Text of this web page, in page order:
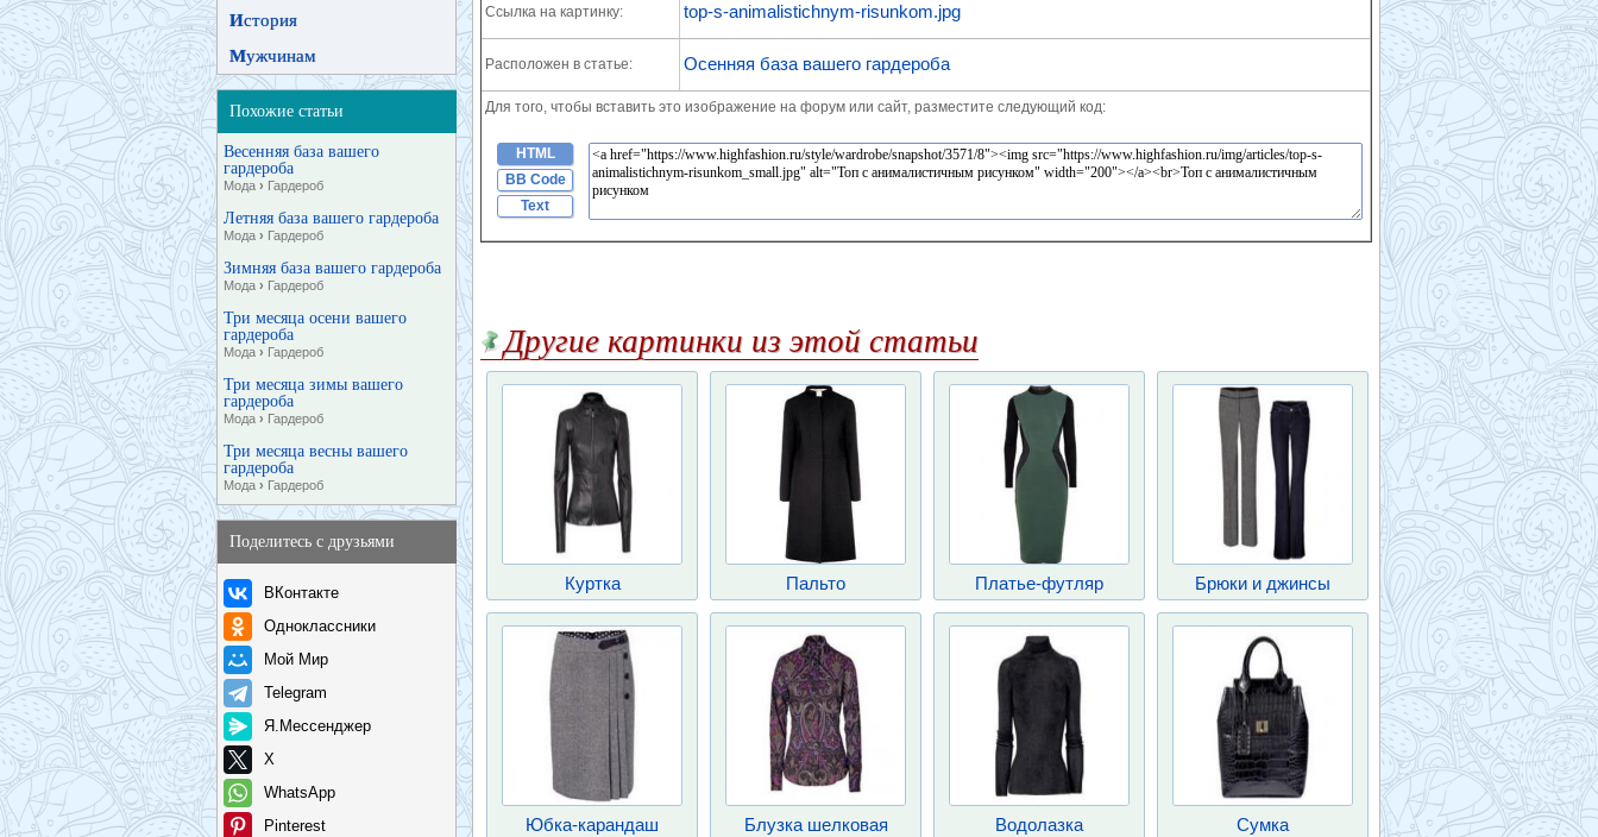
История
Мужчинам
Похожие статьи
Весенняя база вашего
гардероба
Мода › Гардероб
Летняя база вашего гардероба
Мода › Гардероб
Зимняя база вашего гардероба
Мода › Гардероб
Три месяца осени вашего
гардероба
Мода › Гардероб
Три месяца зимы вашего
гардероба
Мода › Гардероб
Три месяца весны вашего
гардероба
Мода › Гардероб
Поделитесь с друзьями
ВКонтакте
Одноклассники
Мой Мир
Telegram
Я.Мессенджер
X
WhatsApp
Pinterest
Ссылка на картинку: top-s-animalistichnym-risunkom.jpg
Расположен в статье: Осенняя база вашего гардероба
Для того, чтобы вставить это изображение на форум или сайт, разместите следующий код:
HTML
BB Code
Text
Другие картинки из этой статьи
Куртка Пальто Платье-футляр Брюки и джинсы
Юбка-карандаш Блузка шелковая
Водолазка
Сумка